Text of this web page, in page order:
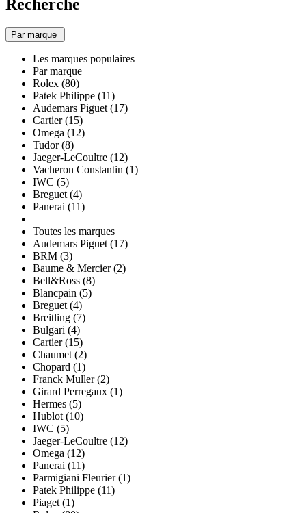
Recherche
Par marque
Les marques populaires
Par marque
Rolex (80)
Patek Philippe (11)
Audemars Piguet (17)
Cartier (15)
Omega (12)
Tudor (8)
Jaeger-LeCoultre (12)
Vacheron Constantin (1)
IWC (5)
Breguet (4)
Panerai (11)
Toutes les marques
Audemars Piguet (17)
BRM (3)
Baume & Mercier (2)
Bell&Ross (8)
Blancpain (5)
Breguet (4)
Breitling (7)
Bulgari (4)
Cartier (15)
Chaumet (2)
Chopard (1)
Franck Muller (2)
Girard Perregaux (1)
Hermes (5)
Hublot (10)
IWC (5)
Jaeger-LeCoultre (12)
Omega (12)
Panerai (11)
Parmigiani Fleurier (1)
Patek Philippe (11)
Piaget (1)